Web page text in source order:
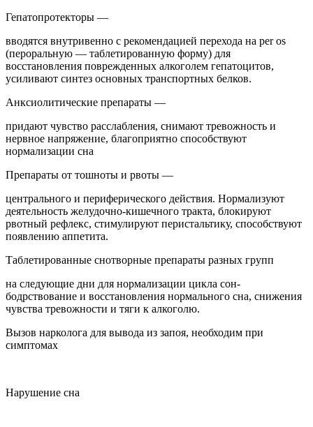
Гепатопротекторы —
вводятся внутривенно с рекомендацией перехода на per os
(пероральную — таблетированную форму) для
восстановления поврежденных алкоголем гепатоцитов,
усиливают синтез основных транспортных белков.
Анксиолитические препараты —
придают чувство расслабления, снимают тревожность и
нервное напряжение, благоприятно способствуют
нормализации сна
Препараты от тошноты и рвоты —
центрального и периферического действия. Нормализуют
деятельность желудочно-кишечного тракта, блокируют
рвотный рефлекс, стимулируют перистальтику, способствуют
появлению аппетита.
Таблетированные снотворные препараты разных групп
на следующие дни для нормализации цикла сон-
бодрствование и восстановления нормального сна, снижения
чувства тревожности и тяги к алкоголю.
Вызов нарколога для вывода из запоя, необходим при
симптомах
Нарушение сна